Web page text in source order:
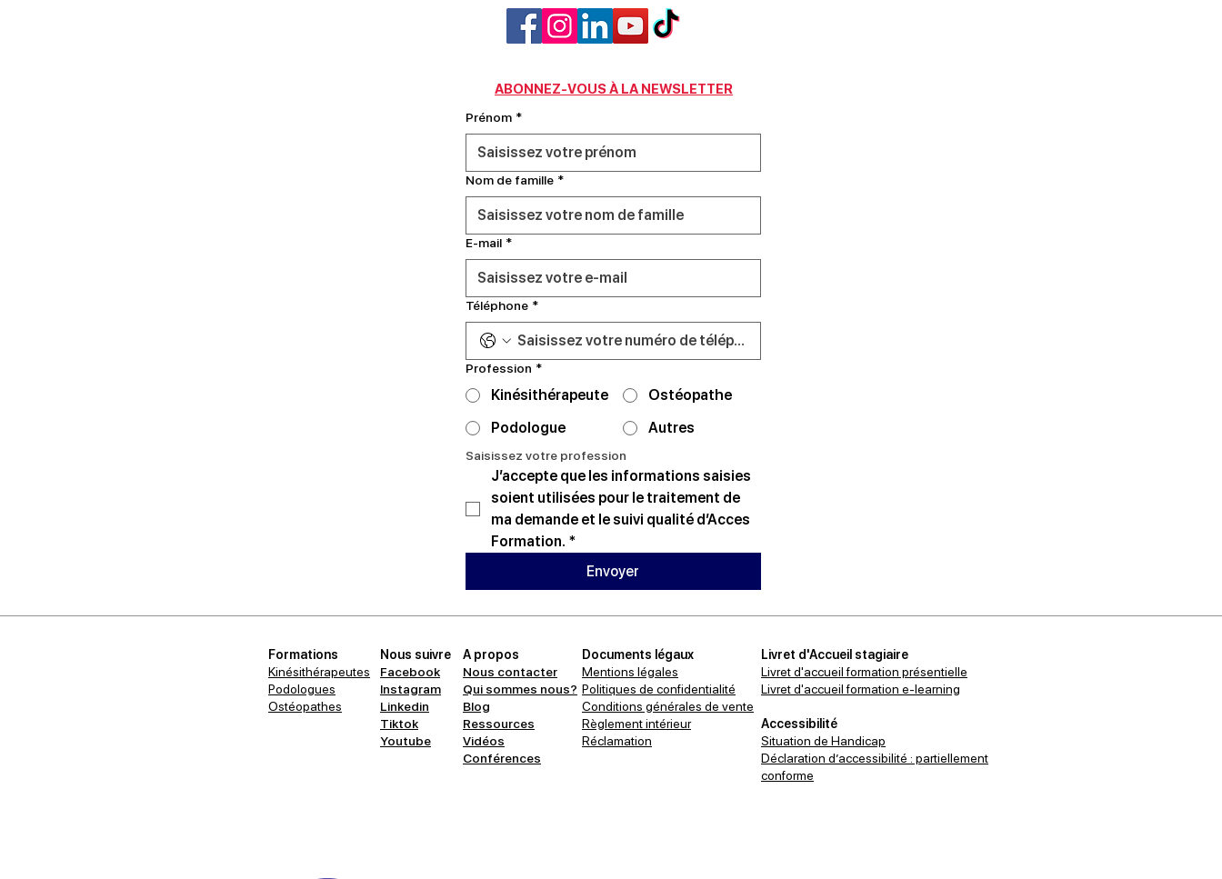
ABONNEZ-VOUS À LA NEWSLETTER
Prénom *
Nom de famille *
E‑mail *
Téléphone *
Profession *
Kinésithérapeute
Ostéopathe
Podologue
Autres
Saisissez votre profession
J’accepte que les informations saisies
soient utilisées pour le traitement de
ma demande et le suivi qualité d’Acces
Formation. *
Envoyer
Formations
Kinésithérapeutes
Podologues
Ostéopathes
Nous suivre
Facebook
Instagram
Linkedin
Tiktok
Youtube
A propos
Nous contacter
Qui sommes nous?
Blog
Ressources
Vidéos
Conférences
Documents légaux
Mentions légales
Politiques de confidentialité
Conditions générales de vente
Règlement intérieur
Réclamation
Livret d'Accueil stagiaire
Livret d'accueil formation présentielle
Livret d'accueil formation e-learning
Accessibilité
Situation de Handicap
Déclaration d’accessibilité : partiellement
conforme